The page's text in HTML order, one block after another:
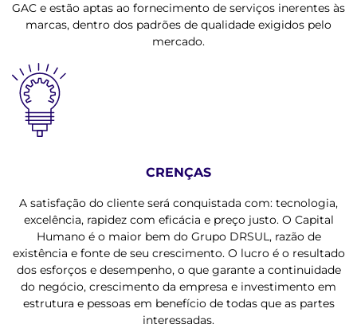
GAC e estão aptas ao fornecimento de serviços inerentes às
marcas, dentro dos padrões de qualidade exigidos pelo
mercado.
CRENÇAS
A satisfação do cliente será conquistada com: tecnologia,
excelência, rapidez com eficácia e preço justo. O Capital
Humano é o maior bem do Grupo DRSUL, razão de
existência e fonte de seu crescimento. O lucro é o resultado
dos esforços e desempenho, o que garante a continuidade
do negócio, crescimento da empresa e investimento em
estrutura e pessoas em benefício de todas que as partes
interessadas.